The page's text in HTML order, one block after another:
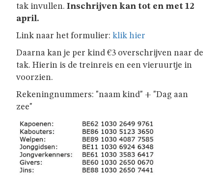
LEIDING
ONZE
GROEP
JAARTHEMA
STREEKBIERENAVOND
ALGEMENE
tak invullen. Inschrijven kan tot en met 12
april.
Link naar het formulier: klik hier
Daarna kan je per kind €3 overschrijven naar de
tak. Hierin is de treinreis en een vieruurtje in
voorzien.
Rekeningnummers: "naam kind" + "Dag aan
zee"